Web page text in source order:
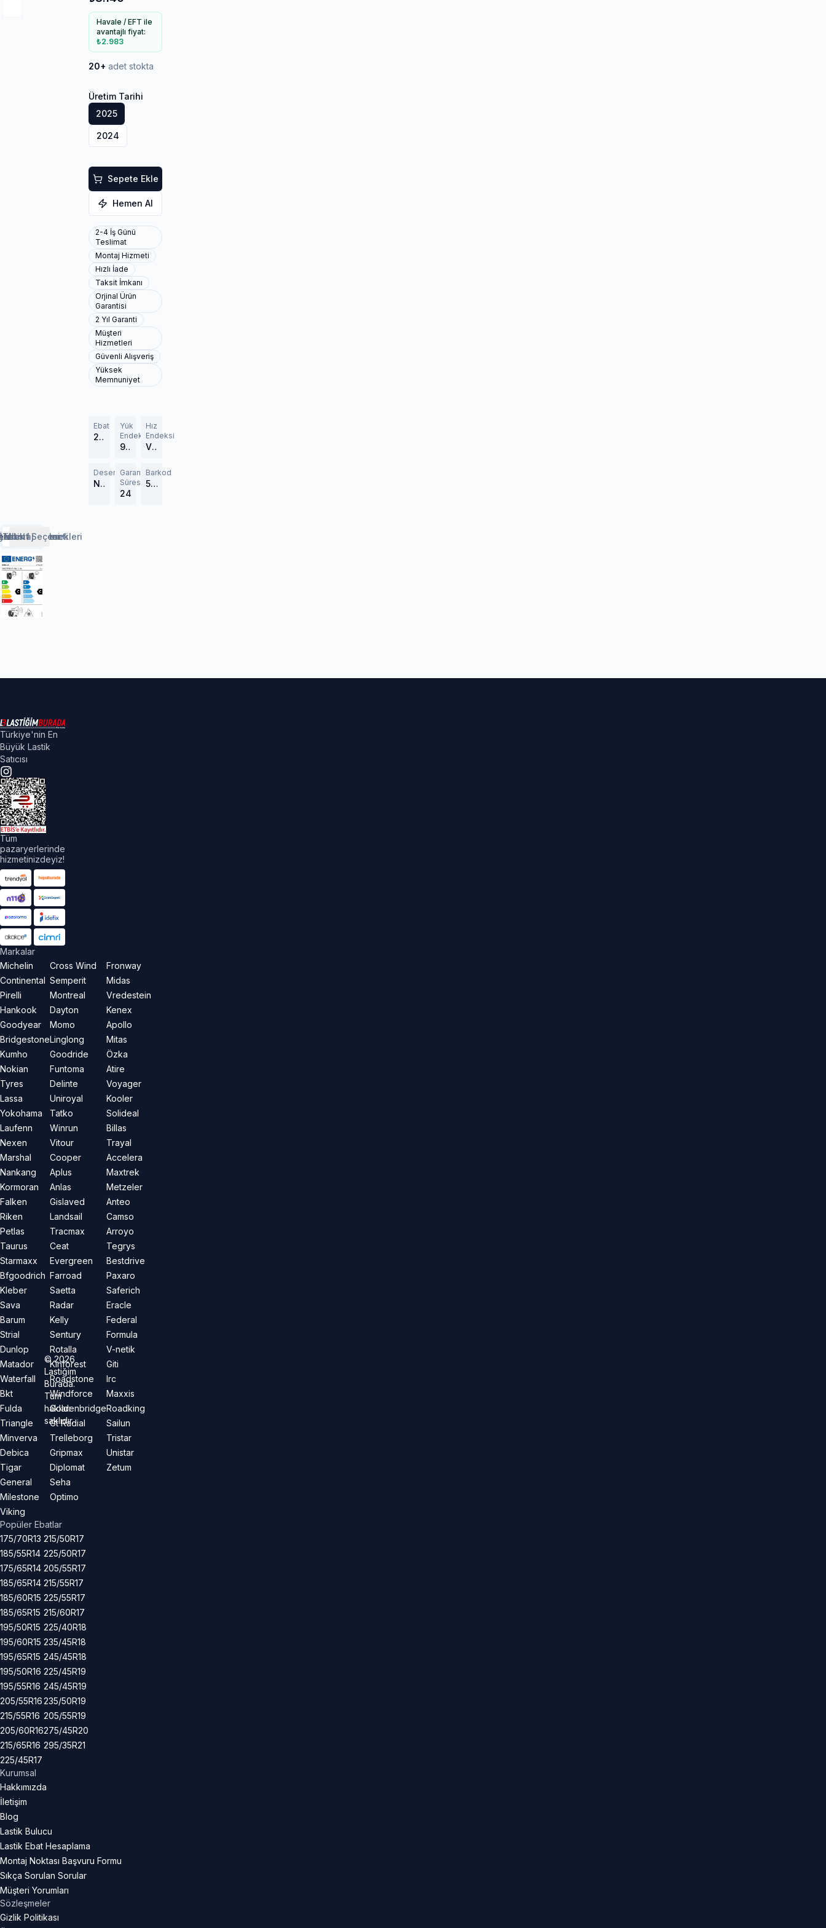
Havale / EFT ile
avantajlı fiyat:
₺2.983
20+ adet stokta
Üretim Tarihi
2025
2024
Sepete Ekle
Hemen Al
2-4 İş Günü
Teslimat
Montaj Hizmeti
Hızlı İade
Taksit İmkanı
Orjinal Ürün
Garantisi
2 Yıl Garanti
Müşteri
Hizmetleri
Güvenli Alışveriş
Yüksek
Memnuniyet
Ebat
205/55R16
Yük
Endeksi
94 (670 kg)
Hız
Endeksi
V (240 km/h)
Desen
Navigator 3
Garanti
Süresi
24
Barkod
579145
Rehberi
Montaj Hizmeti
Taksit Seçenekleri
Türkiye'nin En
Büyük Lastik
Satıcısı
Tüm
pazaryerlerinde
hizmetinizdeyiz!
Markalar
Michelin
Continental
Pirelli
Hankook
Goodyear
Bridgestone
Kumho
Nokian
Tyres
Lassa
Yokohama
Laufenn
Nexen
Marshal
Nankang
Kormoran
Falken
Riken
Petlas
Taurus
Starmaxx
Bfgoodrich
Kleber
Sava
Barum
Strial
Dunlop
Matador
Waterfall
Bkt
Fulda
Triangle
Minverva
Debica
Tigar
General
Milestone
Viking
Cross Wind
Semperit
Montreal
Dayton
Momo
Linglong
Goodride
Funtoma
Delinte
Uniroyal
Tatko
Winrun
Vitour
Cooper
Aplus
Anlas
Gislaved
Landsail
Tracmax
Ceat
Evergreen
Farroad
Saetta
Radar
Kelly
Sentury
Rotalla
Kinforest
Roadstone
Windforce
Goldenbridge
Gt Radial
Trelleborg
Gripmax
Diplomat
Seha
Optimo
Fronway
Midas
Vredestein
Kenex
Apollo
Mitas
Özka
Atire
Voyager
Kooler
Solideal
Billas
Trayal
Accelera
Maxtrek
Metzeler
Anteo
Camso
Arroyo
Tegrys
Bestdrive
Paxaro
Saferich
Eracle
Federal
Formula
V-netik
Giti
Irc
Maxxis
Roadking
Sailun
Tristar
Unistar
Zetum
Popüler Ebatlar
175/70R13
185/55R14
175/65R14
185/65R14
185/60R15
185/65R15
195/50R15
195/60R15
195/65R15
195/50R16
195/55R16
205/55R16
215/55R16
205/60R16
215/65R16
225/45R17
215/50R17
225/50R17
205/55R17
215/55R17
225/55R17
215/60R17
225/40R18
235/45R18
245/45R18
225/45R19
245/45R19
235/50R19
205/55R19
275/45R20
295/35R21
Kurumsal
Hakkımızda
İletişim
Blog
Lastik Bulucu
Lastik Ebat Hesaplama
Montaj Noktası Başvuru Formu
Sıkça Sorulan Sorular
Müşteri Yorumları
Sözleşmeler
Gizlik Politikası
©2026
Lastiğim
Burada.
Tüm
hakları
saklıdır.